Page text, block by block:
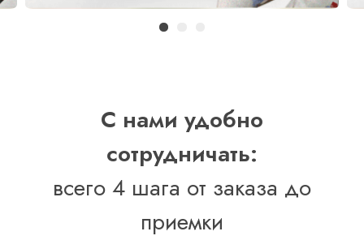
С нами удобно
сотрудничать:
всего 4 шага от заказа до
приемки